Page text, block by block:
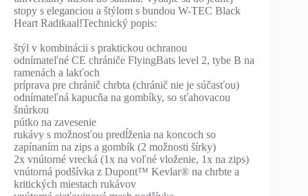
stopy s eleganciou a štýlom s bundou W-TEC Black
Heart Radikaal!Technický popis:
štýl v kombinácii s praktickou ochranou
odnímateľné CE chrániče FlyingBats level 2, tybe B na
ramenách a lakťoch
príprava pre chránič chrbta (chránič nie je súčasťou)
odnímateľná kapucňa na gombíky, so sťahovacou
šnúrkou
pútko na zavesenie
rukávy s možnosťou predĺženia na koncoch so
zapínaním na zips a gombík (2 možnosti šírky)
2x vnútorné vrecká (1x na voľné vloženie, 1x na zips)
vnútorná podšívka z Dupont™ Kevlar® na chrbte a
kritických miestach rukávov